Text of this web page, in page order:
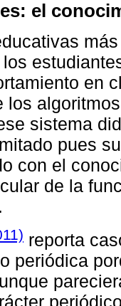
el
en
los
sistema
pues
con el
de la
reporta
periódica